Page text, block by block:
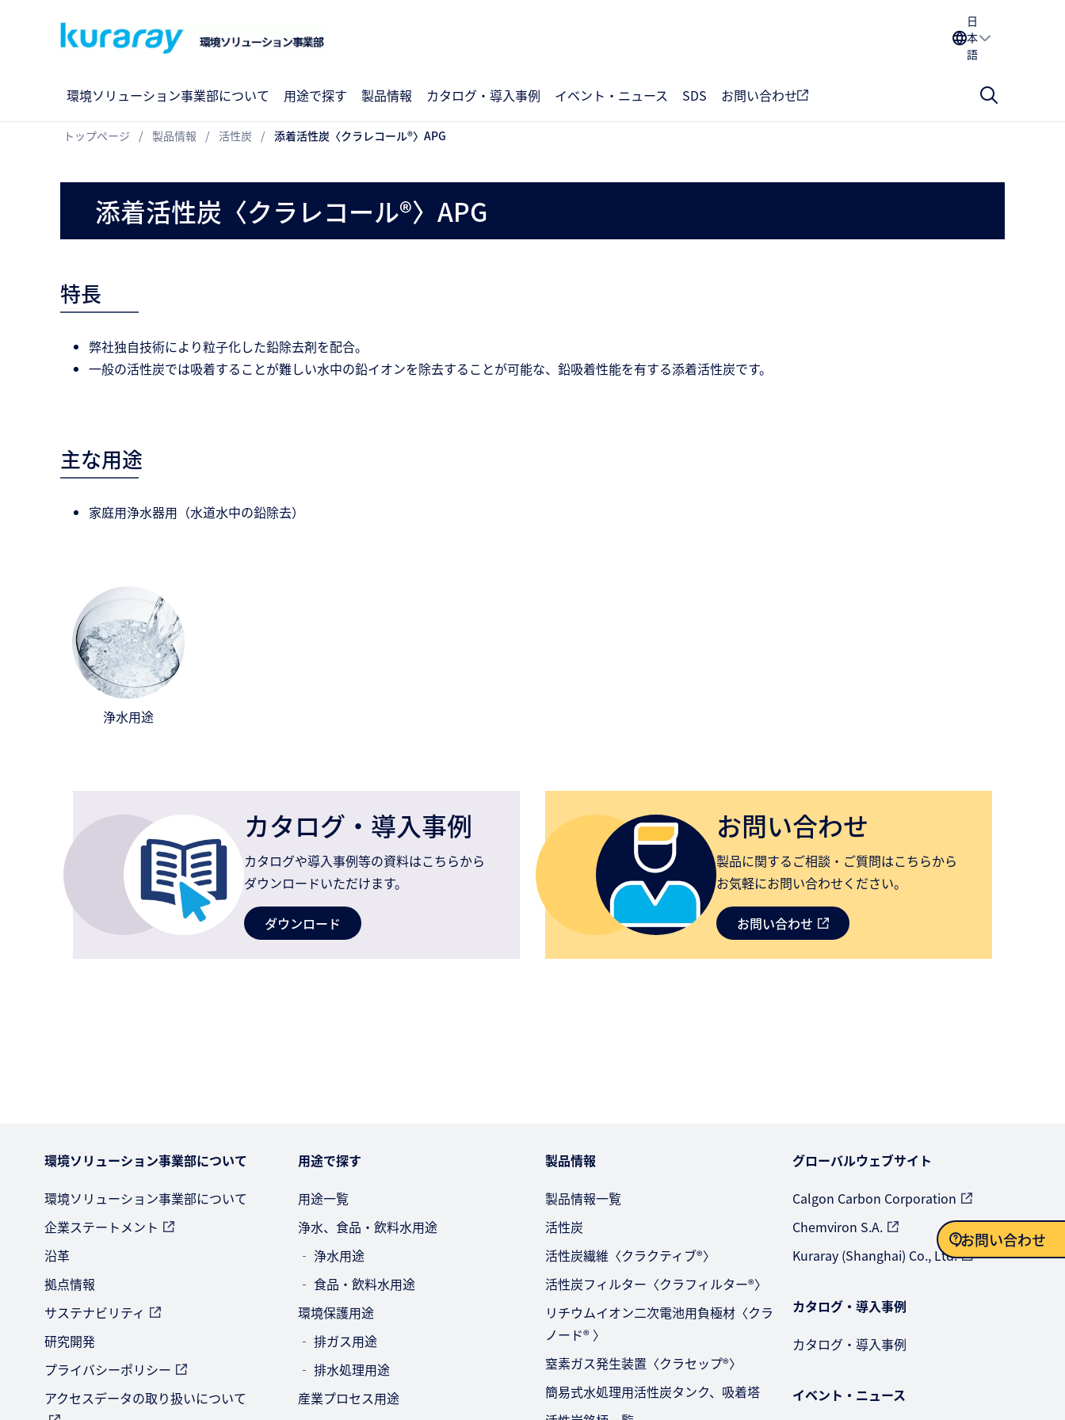
日
本
語
環境ソリューション事業部について 用途で探す 製品情報 カタログ・導入事例 イベント・ニュース SDS お問い合わせ
トップページ 製品情報 活性炭 添着活性炭〈クラレコール®〉APG
添着活性炭〈クラレコール®〉APG
特長
弊社独自技術により粒子化した鉛除去剤を配合。
一般の活性炭では吸着することが難しい水中の鉛イオンを除去することが可能な、鉛吸着性能を有する添着活性炭です。
主な用途
家庭用浄水器用（水道水中の鉛除去）
浄水用途
カタログ・導入事例
カタログや導入事例等の資料はこちらから
ダウンロードいただけます。
ダウンロード
お問い合わせ
製品に関するご相談・ご質問はこちらから
お気軽にお問い合わせください。
お問い合わせ
お問い合わせ
環境ソリューション事業部について
環境ソリューション事業部について
企業ステートメント
沿革
拠点情報
サステナビリティ
研究開発
プライバシーポリシー
アクセスデータの取り扱いについて
用途で探す
用途一覧
浄水、食品・飲料水用途
‐ 浄水用途
‐ 食品・飲料水用途
環境保護用途
‐ 排ガス用途
‐ 排水処理用途
産業プロセス用途
製品情報
製品情報一覧
活性炭
活性炭繊維〈クラクティブ®〉
活性炭フィルター〈クラフィルター®〉
リチウムイオン二次電池用負極材〈クラ
ノード® 〉
窒素ガス発生装置〈クラセップ®〉
簡易式水処理用活性炭タンク、吸着塔
グローバルウェブサイト
Calgon Carbon Corporation
Chemviron S.A.
Kuraray (Shanghai) Co., Ltd.
カタログ・導入事例
カタログ・導入事例
イベント・ニュース